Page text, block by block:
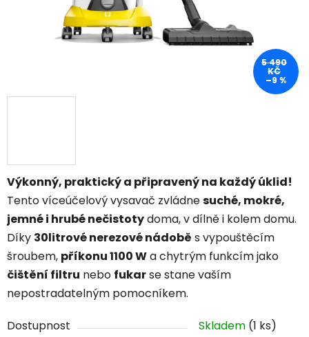
Výkonný, praktický a připravený na každý úklid!
Tento víceúčelový vysavač zvládnesuché, mokré,
jemné i hrubé nečistotydoma, v dílně i kolem domu.
Díky 30litrové nerezové nádobě s vypouštěcím
šroubem, příkonu 1100 Wa chytrým funkcím jako
čištění filtru nebo fukarse stane vaším
nepostradatelným pomocníkem.
Dostupnost Skladem (1 ks)
5 490
KČ
–9 %